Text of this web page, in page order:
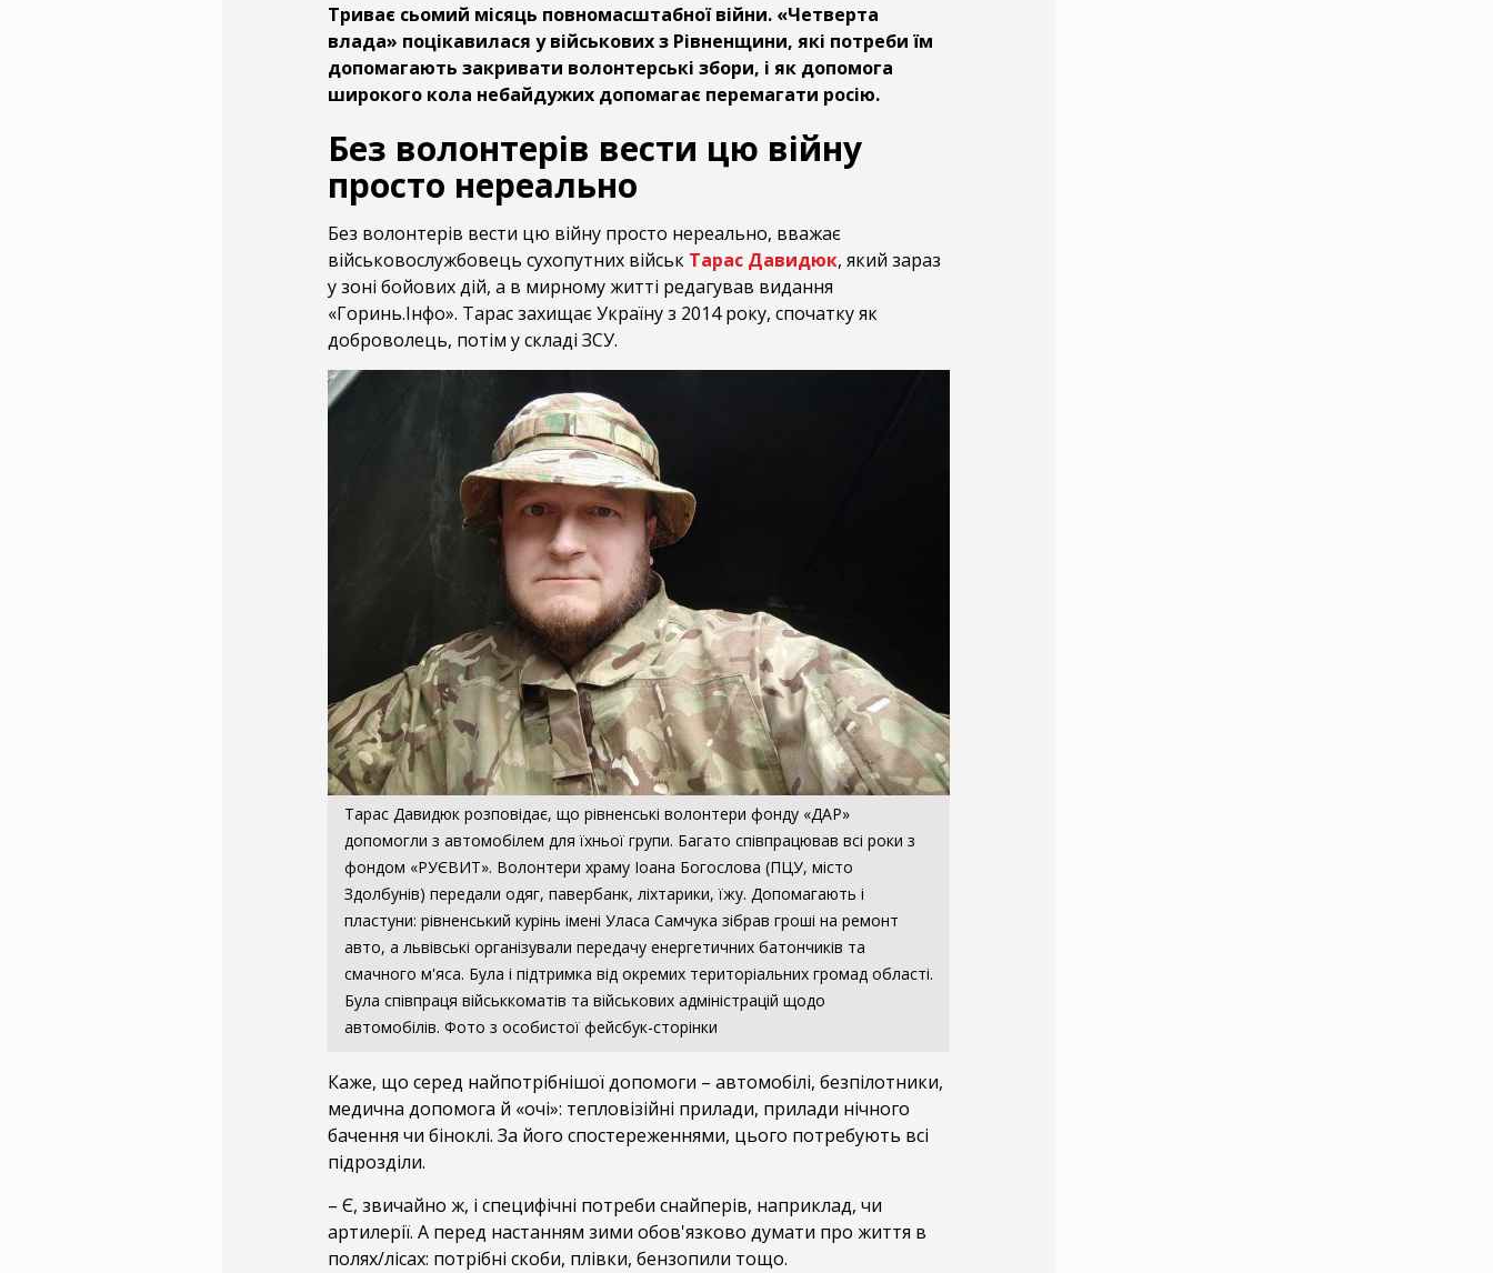
Триває сьомий місяць повномасштабної війни. «Четверта
влада» поцікавилася у військових з Рівненщини, які потреби їм
допомагають закривати волонтерські збори, і як допомога
широкого кола небайдужих допомагає перемагати росію.
Без волонтерів вести цю війну
просто нереально
Без волонтерів вести цю війну просто нереально, вважає
військовослужбовець сухопутних військ Тарас Давидюк, який зараз
у зоні бойових дій, а в мирному житті редагував видання
«Горинь.Інфо». Тарас захищає Україну з 2014 року, спочатку як
доброволець, потім у складі ЗСУ.
Тарас Давидюк розповідає, що рівненські волонтери фонду «ДАР»
допомогли з автомобілем для їхньої групи. Багато співпрацював всі роки з
фондом «РУЄВИТ». Волонтери храму Іоана Богослова (ПЦУ, місто
Здолбунів) передали одяг, павербанк, ліхтарики, їжу. Допомагають і
пластуни: рівненський курінь імені Уласа Самчука зібрав гроші на ремонт
авто, а львівські організували передачу енергетичних батончиків та
смачного м'яса. Була і підтримка від окремих територіальних громад області.
Була співпраця військкоматів та військових адміністрацій щодо
автомобілів. Фото з особистої фейсбук-сторінки
Каже, що серед найпотрібнішої допомоги – автомобілі, безпілотники,
медична допомога й «очі»: тепловізійні прилади, прилади нічного
бачення чи біноклі. За його спостереженнями, цього потребують всі
підрозділи.
– Є, звичайно ж, і специфічні потреби снайперів, наприклад, чи
артилерії. А перед настанням зими обов'язково думати про життя в
полях/лісах: потрібні скоби, плівки, бензопили тощо.